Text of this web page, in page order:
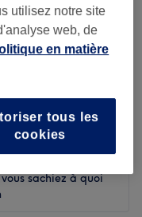
Filtrer par note
sachiez à quoi
utilisez notre site
web, de
en matière
tous les
cookies